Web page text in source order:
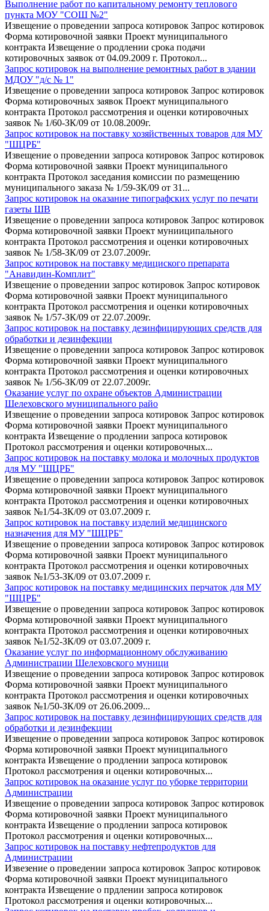
Выполнение работ по капитальному ремонту теплового
пункта МОУ "СОШ №2"
Извещение о проведении запроса котировок Запрос котировок
Форма котировочной заявки Проект муниципального
контракта Извещение о продлении срока подачи
котировочных заявок от 04.09.2009 г. Протокол...
Запрос котировок на выполнение ремонтных работ в здании
МДОУ "д/с № 1"
Извещение о проведении запроса котировок Запрос котировок
Форма котировочных заявок Проект муниципального
контракта Протокол рассмотрения и оценки котировочных
заявок № 1/60-ЗК/09 от 10.08.2009г.
Запрос котировок на поставку хозяйственных товаров для МУ
"ШЦРБ"
Извещение о проведении запроса котировок Запрос котировок
Форма котировочной заявки Проект муниципального
контракта Протокол заседания комиссии по размещению
муниципального заказа № 1/59-ЗК/09 от 31...
Запрос котировок на оказание типографских услуг по печати
газеты ШВ
Извещение о проведении запроса котировок Запрос котировок
Форма котировочной заявки Проект мунииципального
контракта Протокол рассмотрения и оценки котировочных
заявок № 1/58-ЗК/09 от 23.07.2009г.
Запрос котировок на поставку медициского препарата
"Анавидин-Комплит"
Извещение о проведении запрос котировок Запрос котировок
Форма котировочной заявки Проект муниципального
контракта Протокол рассмотрения и оценки котировочных
заявок № 1/57-ЗК/09 от 22.07.2009г.
Запрос котировок на поставку дезинфицирующих средств для
обработки и дезинфекции
Извещение о проведении запроса котировок Запрос котировок
Форма котировочной заявки Проект муниципального
контракта Протокол рассмотрения и оценки котировочных
заявок № 1/56-ЗК/09 от 22.07.2009г.
Оказание услуг по охране объектов Администрации
Шелеховского муниципального райо
Извещение о проведении запроса котировок Запрос котировок
Форма котировочной заявки Проект муниципального
контракта Извещение о продлении запроса котировок
Протокол рассмотрения и оценки котировочных...
Запрос котировок на поставку молока и молочных продуктов
для МУ "ШЦРБ"
Извещение о проведении запроса котировок Запрос котировок
Форма котировочной заявки Проект муниципального
контракта Протокол рассмотрения и оценки котировочных
заявок №1/54-ЗК/09 от 03.07.2009 г.
Запрос котировок на поставку изделий медицинского
назначения для МУ "ШЦРБ"
Извещение о проведении запроса котировок Запрос котировок
Форма котировочной заявки Проект муниципального
контракта Протокол рассмотрения и оценки котировочных
заявок №1/53-ЗК/09 от 03.07.2009 г.
Запрос котировок на поставку медицинских перчаток для МУ
"ШЦРБ"
Извещение о проведении запроса котировок Запрос котировок
Форма котировочной заявки Проект муниципального
контракта Протокол рассмотрения и оценки котировочных
заявок №1/52-ЗК/09 от 03.07.2009 г.
Оказание услуг по информационному обслуживанию
Администрации Шелеховского муници
Извещение о проведении запроса котировок Запрос котировок
Форма котировочной заявки Проект муниципального
контракта Протокол рассмотрения и оценки котировочных
заявок №1/50-ЗК/09 от 26.06.2009...
Запрос котировок на поставку дезинфицирующих средств для
обработки и дезинфекции
Извещение о проведении запроса котировок Запрос котировок
Форма котировочной заявки Проект муниципального
контракта Извещение о продлении запроса котировок
Протокол рассмотрения и оценки котировочных...
Запрос котировок на оказание услуг по уборке территории
Администрации
Извещение о проведении запроса котировок Запрос котировок
Форма котировочной заявки Проект муниципального
контракта Извещение о продлении запроса котировок
Протокол рассмотрения и оценки котировочных...
Запрос котировок на поставку нефтепродуктов для
Администрации
Извезение о проведении запроса котировок Запрос котировок
Форма котировочной заявки Проект муниципального
контракта Извещение о прдлении запроса котировок
Протокол рассмотрения и оценки котировочных...